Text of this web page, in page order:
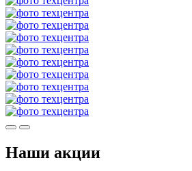
Наши акции